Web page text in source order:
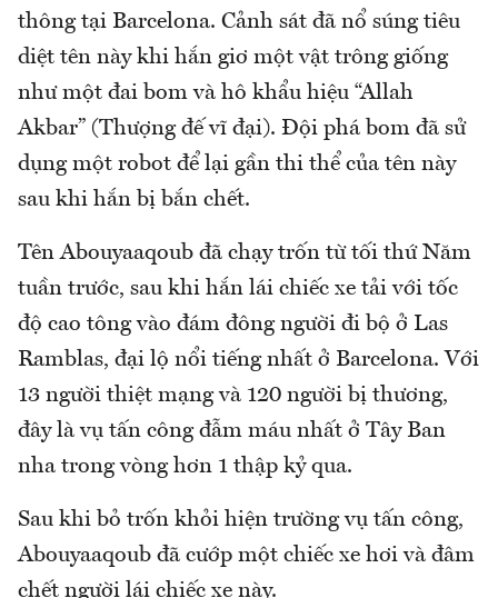
thông tại Barcelona. Cảnh sát đã nổ súng tiêu
diệt tên này khi hắn giơ một vật trông giống
như một đai bom và hô khẩu hiệu “Allah
Akbar” (Thượng đế vĩ đại). Đội phá bom đã sử
dụng một robot để lại gần thi thể của tên này
sau khi hắn bị bắn chết.
Tên Abouyaaqoub đã chạy trốn từ tối thứ Năm
tuần trước, sau khi hắn lái chiếc xe tải với tốc
độ cao tông vào đám đông người đi bộ ở Las
Ramblas, đại lộ nổi tiếng nhất ở Barcelona. Với
13 người thiệt mạng và 120 người bị thương,
đây là vụ tấn công đẫm máu nhất ở Tây Ban
nha trong vòng hơn 1 thập kỷ qua.
Sau khi bỏ trốn khỏi hiện trường vụ tấn công,
Abouyaaqoub đã cướp một chiếc xe hơi và đâm
chết người lái chiếc xe này.